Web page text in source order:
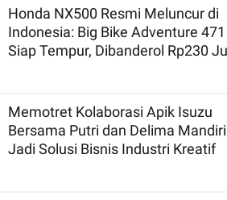
Honda NX500 Resmi Meluncur di
Indonesia: Big Bike Adventure
Siap Tempur, Dibanderol Rp230
Memotret Kolaborasi Apik Isuzu
Bersama Putri dan Delima
Jadi Solusi Bisnis Industri Kreatif